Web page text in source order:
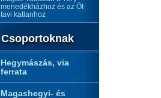
menedékházhoz és az Öt-
tavi katlanhoz
Csoportoknak
Hegymászás, via
ferrata
Magashegyi- és